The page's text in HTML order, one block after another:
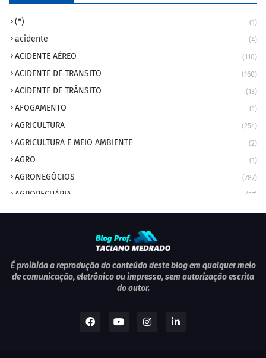
(*) (1)
acidente (4)
ACIDENTE AÉREO (110)
ACIDENTE DE TRANSITO (160)
ACIDENTE DE TRÂNSITO (13)
AFOGAMENTO (1)
AGRICULTURA (254)
AGRICULTURA E MEIO AMBIENTE (2)
AGRO (1)
AGRONEGÓCIOS (787)
AGROPECUÁRIA (37)
AMBIENTE (9)
ANIVERSÁRIO DA CIDADE
ANIVERSÁRIOS (1)
APEXBRASIL (1)
É proibida a reprodução do conteúdo deste blog em qualquer meio
de comunicação, eletrônico ou impresso, sem autorização escrita
do autor.